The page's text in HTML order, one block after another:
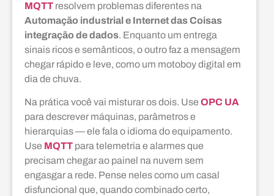
MQTT resolvem problemas diferentes na
Automação industrial e Internet das Coisas
integração de dados. Enquanto um entrega
sinais ricos e semânticos, o outro faz a mensagem
chegar rápido e leve, como um motoboy digital em
dia de chuva.
Na prática você vai misturar os dois. Use OPC UA
para descrever máquinas, parâmetros e
hierarquias — ele fala o idioma do equipamento.
Use MQTT para telemetria e alarmes que
precisam chegar ao painel na nuvem sem
engasgar a rede. Pense neles como um casal
disfuncional que, quando combinado certo,